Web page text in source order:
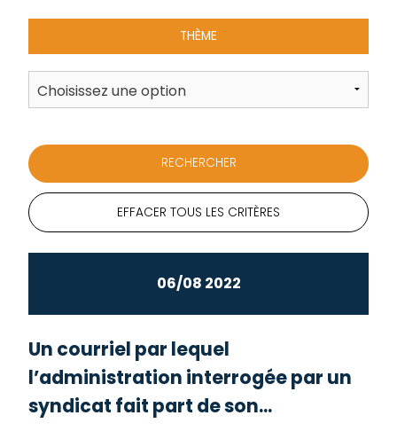
THÈME
EFFACER TOUS LES CRITÈRES
06/08 2022
Un courriel par lequel
l’administration interrogée par un
syndicat fait part de son...